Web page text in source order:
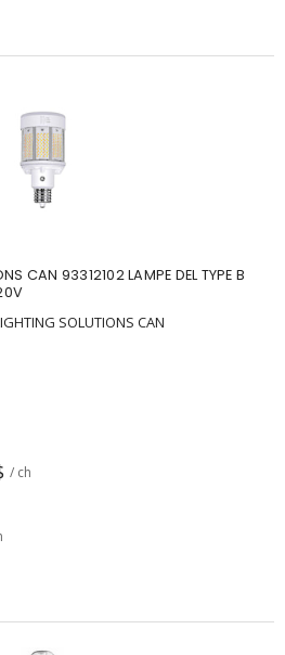
CAN 93312102 LAMPE DEL TYPE B
SOLUTIONS CAN
/ ch